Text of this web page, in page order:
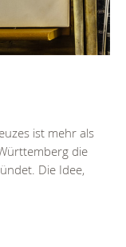
ist mehr als
die
Die Idee,